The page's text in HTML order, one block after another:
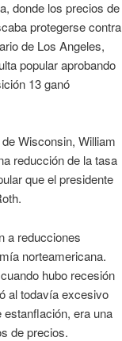
donde los precios de
protegerse contra
de Los Angeles,
popular aprobando
13 ganó
Wisconsin, William
reducción de la tasa
que el presidente
a reducciones
norteamericana.
hubo recesión
al todavía excesivo
era una
de precios.